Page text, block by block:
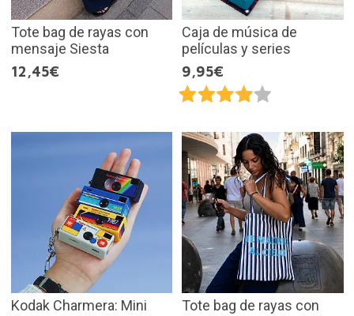
Tote bag de rayas con
mensaje Siesta
12,45€
Caja de música de
películas y series
9,95€
Kodak Charmera: Mini
Tote bag de rayas con